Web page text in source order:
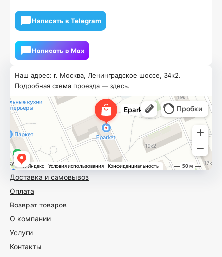
Доставка и самовывоз
Оплата
Возврат товаров
О компании
Услуги
Контакты
Наш адрес: г. Москва, Ленинградское шоссе, 34к2.
Подробная схема проезда — здесь.
Написать в Telegram
Написать в Мах